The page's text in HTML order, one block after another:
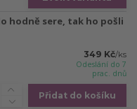
hodně sere, tak ho pošli
349 Kč/ks
Odeslání do 7
prac. dnů
Přidat do košíku